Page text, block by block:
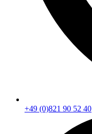
+49 (0)821 90 52 40